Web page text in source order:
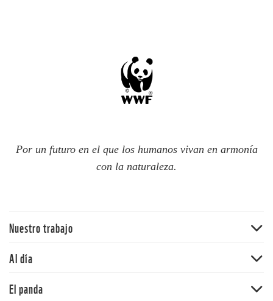
Por un futuro en el que los humanos vivan en armonía
con la naturaleza.
Nuestro trabajo
Cambio climático
Al día
Publicaciones
El panda